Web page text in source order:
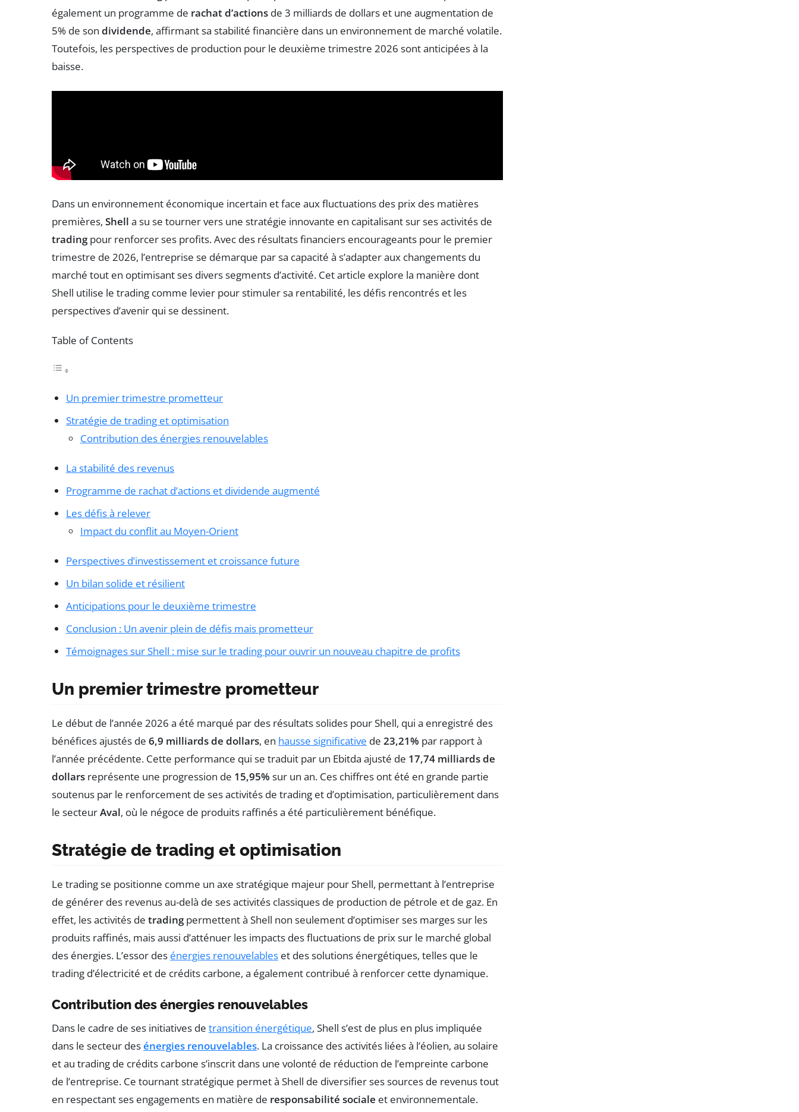
également un programme de rachat d’actions de 3 milliards de dollars et une augmentation de
5% de son dividende, affirmant sa stabilité financière dans un environnement de marché volatile.
Toutefois, les perspectives de production pour le deuxième trimestre 2026 sont anticipées à la
baisse.
Dans un environnement économique incertain et face aux fluctuations des prix des matières
premières, Shell a su se tourner vers une stratégie innovante en capitalisant sur ses activités de
tradingpour renforcer ses profits. Avec des résultats financiers encourageants pour le premier
trimestre de 2026, l’entreprise se démarque par sa capacité à s’adapter aux changements du
marché tout en optimisant ses divers segments d’activité. Cet article explore la manière dont
Shell utilise le trading comme levier pour stimuler sa rentabilité, les défis rencontrés et les
perspectives d’avenir qui se dessinent.
Table of Contents
Un premier trimestre prometteur
Stratégie de trading et optimisation
Contribution des énergies renouvelables
La stabilité des revenus
Programme de rachat d’actions et dividende augmenté
Les défis à relever
Impact du conflit au Moyen-Orient
Perspectives d’investissement et croissance future
Un bilan solide et résilient
Anticipations pour le deuxième trimestre
Conclusion : Un avenir plein de défis mais prometteur
Témoignages sur Shell : mise sur le trading pour ouvrir un nouveau chapitre de profits
Un premier trimestre prometteur
Le début de l’année 2026 a été marqué par des résultats solides pour Shell, qui a enregistré des
bénéfices ajustés de 6,9 milliards de dollars, en hausse significative de 23,21% par rapport à
l’année précédente. Cette performance qui se traduit par un Ebitda ajusté de 17,74 milliards de
dollars représente une progression de 15,95% sur un an. Ces chiffres ont été en grande partie
soutenus par le renforcement de ses activités de trading et d’optimisation, particulièrement dans
le secteurAval, où le négoce de produits raffinés a été particulièrement bénéfique.
Stratégie de trading et optimisation
Le trading se positionne comme un axe stratégique majeur pour Shell, permettant à l’entreprise
de générer des revenus au-delà de ses activités classiques de production de pétrole et de gaz. En
effet, les activités de tradingpermettent à Shell non seulement d’optimiser ses marges sur les
produits raffinés, mais aussi d’atténuer les impacts des fluctuations de prix sur le marché global
des énergies. L’essor des énergies renouvelables et des solutions énergétiques, telles que le
trading d’électricité et de crédits carbone, a également contribué à renforcer cette dynamique.
Contribution des énergies renouvelables
Dans le cadre de ses initiatives de transition énergétique, Shell s’est de plus en plus impliquée
dans le secteur desénergies renouvelables. La croissance des activités liées à l’éolien, au solaire
et au trading de crédits carbone s’inscrit dans une volonté de réduction de l’empreinte carbone
de l’entreprise. Ce tournant stratégique permet à Shell de diversifier ses sources de revenus tout
en respectant ses engagements en matière de responsabilité sociale et environnementale.